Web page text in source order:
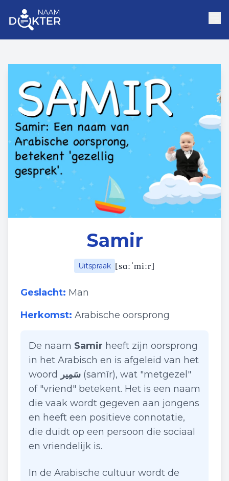
Samir
Uitspraak [sɑːˈmiːr]
Geslacht: Man
Herkomst: Arabische oorsprong
De naam Samir heeft zijn oorsprong
in het Arabisch en is afgeleid van het
woord سَمِير (samīr), wat "metgezel"
of "vriend" betekent. Het is een naam
die vaak wordt gegeven aan jongens
en heeft een positieve connotatie,
die duidt op een persoon die sociaal
en vriendelijk is.
In de Arabische cultuur wordt de